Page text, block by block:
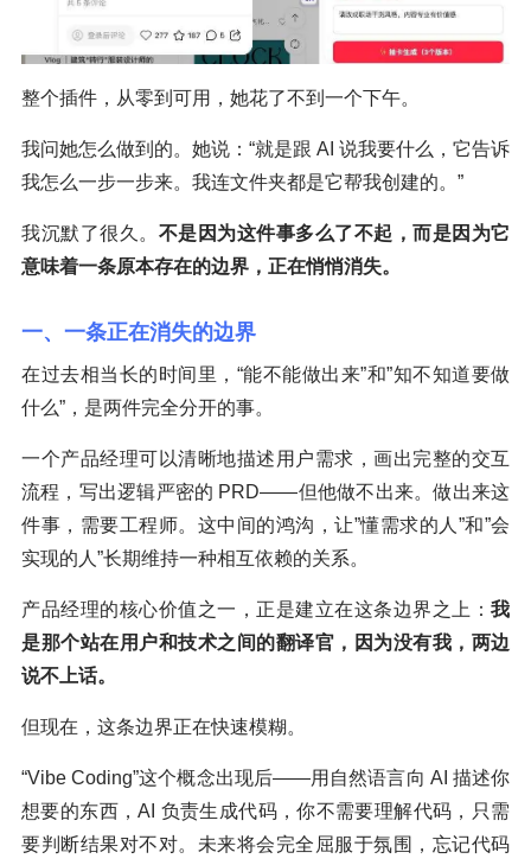
整个插件，从零到可用，她花了不到一个下午。
我问她怎么做到的。她说：“就是跟 AI 说我要什么，它告诉
我怎么一步一步来。我连文件夹都是它帮我创建的。”
我沉默了很久。 不是因为这件事多么了不起，而是因为它
意味着一条原本存在的边界，正在悄悄消失。
一、一条正在消失的边界
在过去相当长的时间里，“能不能做出来”和”知不知道要做
什么”，是两件完全分开的事。
一个产品经理可以清晰地描述用户需求，画出完整的交互
流程，写出逻辑严密的 PRD——但他做不出来。做出来这
件事，需要工程师。这中间的鸿沟，让”懂需求的人”和”会
实现的人”长期维持一种相互依赖的关系。
产品经理的核心价值之一，正是建立在这条边界之上： 我
是那个站在用户和技术之间的翻译官，因为没有我，两边
说不上话。
但现在，这条边界正在快速模糊。
“Vibe Coding”这个概念出现后——用自然语言向 AI 描述你
想要的东西，AI 负责生成代码，你不需要理解代码，只需
要判断结果对不对。未来将会完全屈服于氛围，忘记代码